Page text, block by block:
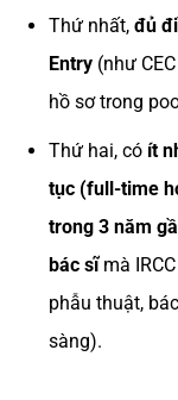
Thứ nhất, đủ
Entry(như
hồ sơ trong
Thứ hai, có ít
tục (full-time
trong 3 năm
bác sĩmà
phẫu thuật,
sàng).